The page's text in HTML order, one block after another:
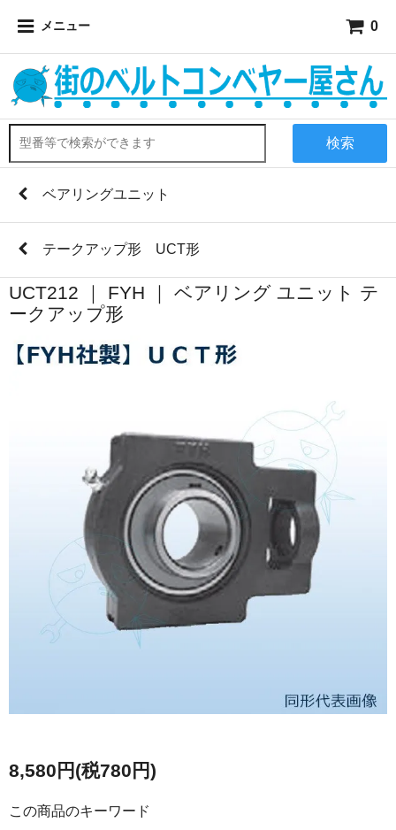
メニュー 0
検索
ベアリングユニット
テークアップ形 UCT形
UCT212 ｜ FYH ｜ ベアリング ユニット テ
ークアップ形
8,580円(税780円)
この商品のキーワード